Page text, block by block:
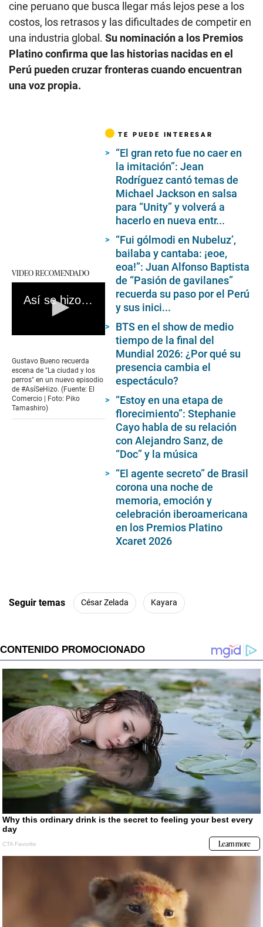
cine peruano que busca llegar más lejos pese a los
costos, los retrasos y las dificultades de competir en
una industria global. Su nominación a los Premios
Platino confirma que las historias nacidas en el
Perú pueden cruzar fronteras cuando encuentran
una voz propia.
VIDEO RECOMENDADO
Así se hizo - Gustavo Bueno
of
3
minutes,
42
seconds
Gustavo Bueno recuerda
escena de "La ciudad y los
perros" en un nuevo episodio
de #AsíSeHizo. (Fuente: El
Comercio | Foto: Piko
Tamashiro)
TE PUEDE INTERESAR
“El gran reto fue no caer en
la imitación”: Jean
Rodríguez cantó temas de
Michael Jackson en salsa
para “Unity” y volverá a
hacerlo en nueva entr...
“Fui gólmodi en Nubeluz’,
bailaba y cantaba: ¡eoe,
eoa!”: Juan Alfonso Baptista
de “Pasión de gavilanes”
recuerda su paso por el Perú
y sus inici...
BTS en el show de medio
tiempo de la final del
Mundial 2026: ¿Por qué su
presencia cambia el
espectáculo?
“Estoy en una etapa de
florecimiento”: Stephanie
Cayo habla de su relación
con Alejandro Sanz, de
“Doc” y la música
“El agente secreto” de Brasil
corona una noche de
memoria, emoción y
celebración iberoamericana
en los Premios Platino
Xcaret 2026
Seguir temas César Zelada Kayara